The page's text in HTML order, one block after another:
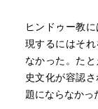
ヒンドゥー教
現するにはそ
なかった。た
史文化が容認
題にならなかっ